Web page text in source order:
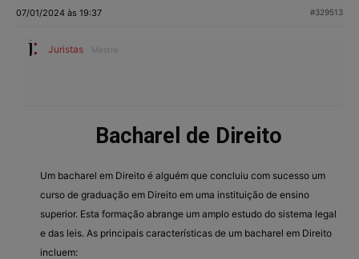
07/01/2024 às 19:37 #329513
Juristas Mestre
Bacharel de Direito
Um bacharel em Direito é alguém que concluiu com sucesso um
curso de graduação em Direito em uma instituição de ensino
superior. Esta formação abrange um amplo estudo do sistema legal
e das leis. As principais características de um bacharel em Direito
incluem: